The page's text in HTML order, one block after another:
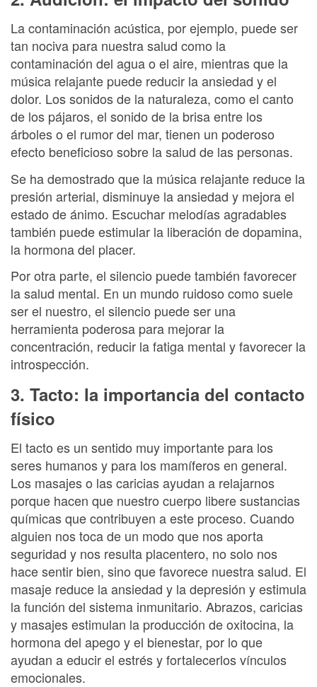
La contaminación acústica, por ejemplo, puede ser
tan nociva para nuestra salud como la
contaminación del agua o el aire, mientras que la
música relajante puede reducir la ansiedad y el
dolor. Los sonidos de la naturaleza, como el canto
de los pájaros, el sonido de la brisa entre los
árboles o el rumor del mar, tienen un poderoso
efecto beneficioso sobre la salud de las personas.
Se ha demostrado que la música relajante reduce la
presión arterial, disminuye la ansiedad y mejora el
estado de ánimo. Escuchar melodías agradables
también puede estimular la liberación de dopamina,
la hormona del placer.
Por otra parte, el silencio puede también favorecer
la salud mental. En un mundo ruidoso como suele
ser el nuestro, el silencio puede ser una
herramienta poderosa para mejorar la
concentración, reducir la fatiga mental y favorecer la
introspección.
3. Tacto: la importancia del contacto
físico
El tacto es un sentido muy importante para los
seres humanos y para los mamíferos en general.
Los masajes o las caricias ayudan a relajarnos
porque hacen que nuestro cuerpo libere sustancias
químicas que contribuyen a este proceso. Cuando
alguien nos toca de un modo que nos aporta
seguridad y nos resulta placentero, no solo nos
hace sentir bien, sino que favorece nuestra salud. El
masaje reduce la ansiedad y la depresión y estimula
la función del sistema inmunitario. Abrazos, caricias
y masajes estimulan la producción de oxitocina, la
hormona del apego y el bienestar, por lo que
ayudan a educir el estrés y fortalecerlos vínculos
emocionales.